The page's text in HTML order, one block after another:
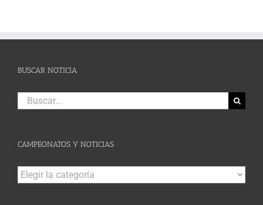
BUSCAR NOTICIA
Buscar:
CAMPEONATOS Y NOTICIAS
Campeonatos
y